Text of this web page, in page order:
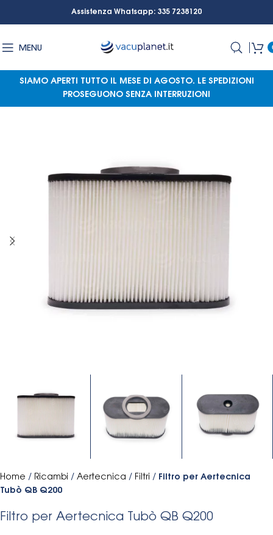
Assistenza Whatsapp: 335 7238120
MENU
SIAMO APERTI TUTTO IL MESE DI AGOSTO. LE SPEDIZIONI
PROSEGUONO SENZA INTERRUZIONI
Home / Ricambi / Aertecnica / Filtri / Filtro per Aertecnica
Tubò QB Q200
Filtro per Aertecnica Tubò QB Q200